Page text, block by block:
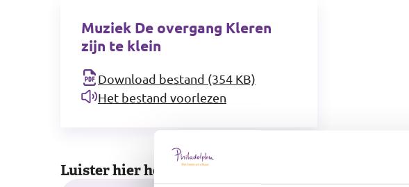
Muziek De overgang Kleren
zijn te klein
Download bestand (354 KB)
Het bestand voorlezen
Luister hier het lied: Kleren zijn te klein